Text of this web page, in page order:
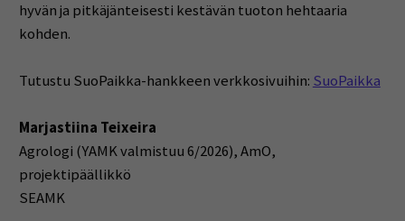
hyvän ja pitkäjänteisesti kestävän tuoton hehtaaria
kohden.
Tutustu SuoPaikka-hankkeen verkkosivuihin: SuoPaikka
Marjastiina Teixeira
Agrologi (YAMK valmistuu 6/2026), AmO,
projektipäällikkö
SEAMK